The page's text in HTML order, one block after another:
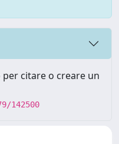
citare o creare un
142500